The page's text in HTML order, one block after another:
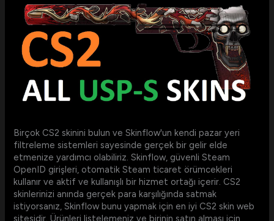
Birçok CS2 skinini bulun ve Skinflow'un kendi pazar yeri
filtreleme sistemleri sayesinde gerçek bir gelir elde
etmenize yardımcı olabiliriz. Skinflow, güvenli Steam
OpenID girişleri, otomatik Steam ticaret örümcekleri
kullanır ve aktif ve kullanışlı bir hizmet ortağı içerir. CS2
skinlerinizi anında gerçek para karşılığında satmak
istiyorsanız, Skinflow bunu yapmak için en iyi CS2 skin web
sitesidir. Ürünleri listelemeniz ve birinin satın alması için